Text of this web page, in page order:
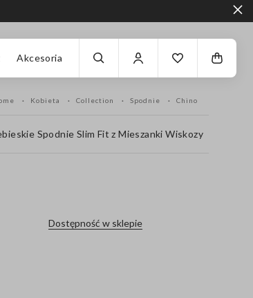
Akcesoria
Kobieta Collection Spodnie Chino
Spodnie Slim Fit z Mieszanki Wiskozy
Dostępność w sklepie